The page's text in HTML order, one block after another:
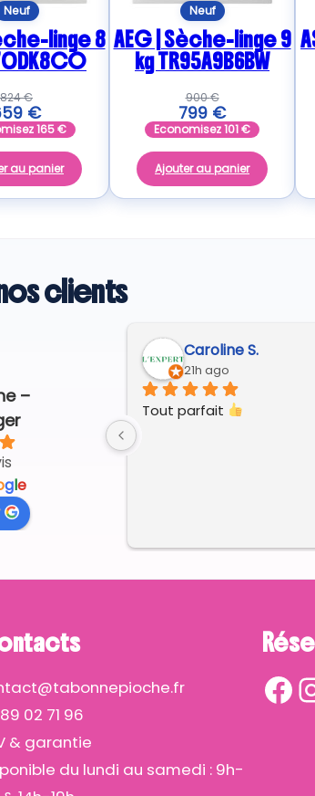
Neuf
linge 8
824€
€
165€
au panier
Neuf
AEG | Sèche-linge 9
kg TR95A9B6BW
900€
799 €
Economisez101€
Ajouter au panier
clients
–
gle
Caroline S.
21h ago
Tout parfait
02 71 96
& garantie
du lundi au samedi : 9h-
Facebook